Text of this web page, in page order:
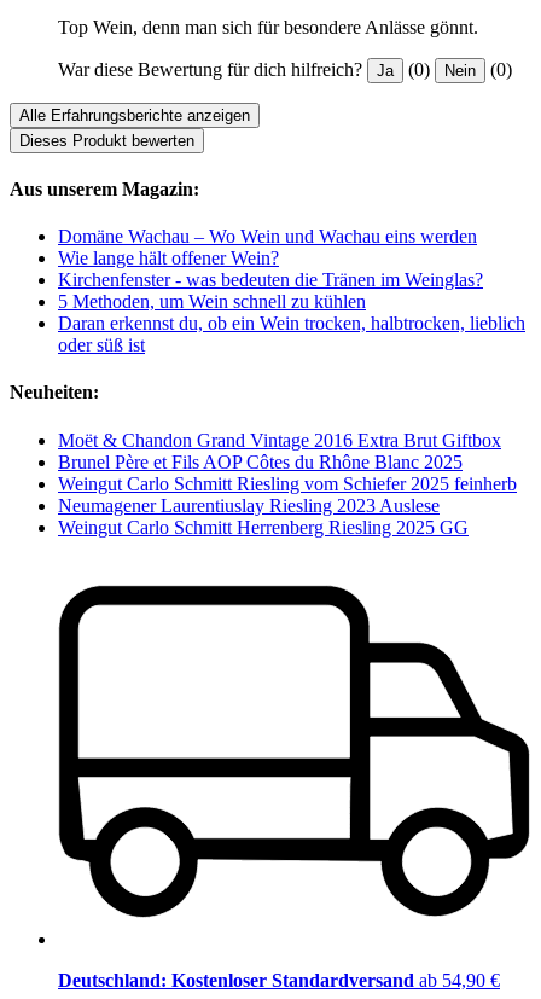
Top Wein, denn man sich für besondere Anlässe gönnt.
War diese Bewertung für dich hilfreich? Ja (0) Nein (0)
Alle Erfahrungsberichte anzeigen
Dieses Produkt bewerten
Aus unserem Magazin:
Domäne Wachau – Wo Wein und Wachau eins werden
Wie lange hält offener Wein?
Kirchenfenster - was bedeuten die Tränen im Weinglas?
5 Methoden, um Wein schnell zu kühlen
Daran erkennst du, ob ein Wein trocken, halbtrocken, lieblich
oder süß ist
Neuheiten:
Moët & Chandon Grand Vintage 2016 Extra Brut Giftbox
Brunel Père et Fils AOP Côtes du Rhône Blanc 2025
Weingut Carlo Schmitt Riesling vom Schiefer 2025 feinherb
Neumagener Laurentiuslay Riesling 2023 Auslese
Weingut Carlo Schmitt Herrenberg Riesling 2025 GG
Deutschland: Kostenloser Standardversand ab 54,90 €